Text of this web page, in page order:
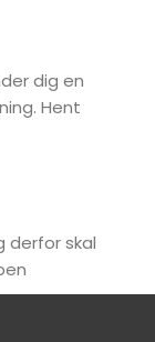
dig en
Hent
derfor skal